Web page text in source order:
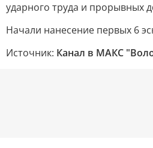
ударного труда и прорывных
Начали нанесение первых 6
Источник: Канал в МАКС